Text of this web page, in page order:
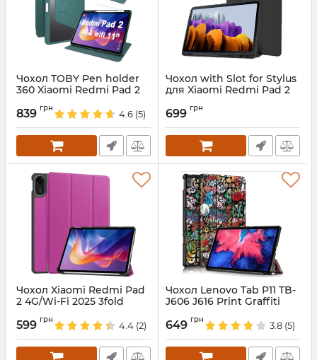
Чохол TOBY Pen holder
360 Xiaomi Redmi Pad 2
Артикул: 688547
839 грн
4.6 (5)
Чохол with Slot for Stylus
для Xiaomi Redmi Pad 2
Артикул:
699 грн
Чохол Xiaomi Redmi Pad
2 4G/Wi-Fi 2025 3fold
Артикул: 687995
599 грн
4.4 (2)
Чохол Lenovo Tab P11 TB-
J606 J616 Print Graffiti
649 грн
3.8 (5)